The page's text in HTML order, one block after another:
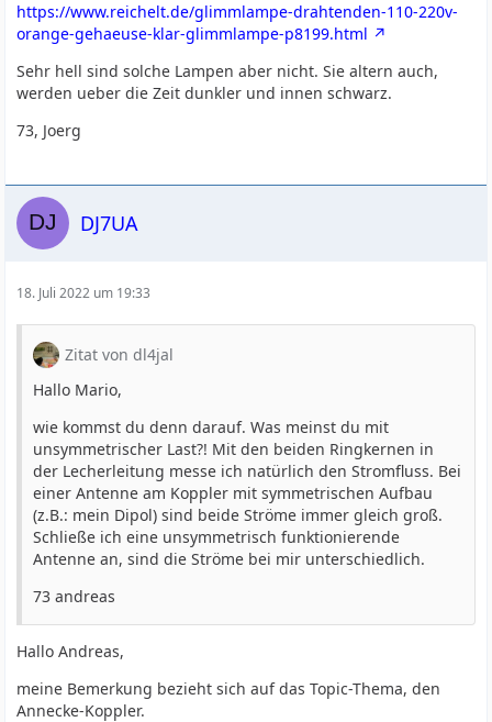
https://www.reichelt.de/glimmlampe-drahtenden-110-220v-
orange-gehaeuse-klar-glimmlampe-p8199.html
Sehr hell sind solche Lampen aber nicht. Sie altern auch,
werden ueber die Zeit dunkler und innen schwarz.
73, Joerg
DJ7UA
18. Juli 2022 um 19:33
Zitat von dl4jal
Hallo Mario,
wie kommst du denn darauf. Was meinst du mit
unsymmetrischer Last?! Mit den beiden Ringkernen in
der Lecherleitung messe ich natürlich den Stromfluss. Bei
einer Antenne am Koppler mit symmetrischen Aufbau
(z.B.: mein Dipol) sind beide Ströme immer gleich groß.
Schließe ich eine unsymmetrisch funktionierende
Antenne an, sind die Ströme bei mir unterschiedlich.
73 andreas
Hallo Andreas,
meine Bemerkung bezieht sich auf das Topic-Thema, den
Annecke-Koppler.